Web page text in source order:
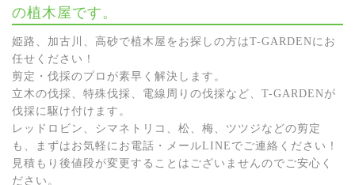
の植木屋です。
姫路、加古川、高砂で植木屋をお探しの方はT-GARDENにお
任せください！
剪定・伐採のプロが素早く解決します。
立木の伐採、特殊伐採、電線周りの伐採など、T-GARDENが
伐採に駆け付けます。
レッドロビン、シマネトリコ、松、梅、ツツジなどの剪定
も、まずはお気軽にお電話・メールLINEでご連絡ください！
見積もり後値段が変更することはございませんのでご安心く
ださい。